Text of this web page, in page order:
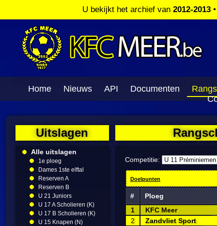
U bekijkt het archief van 2012-2013
Home Nieuws API Documenten
Uitslagen
Alle uitslagen
1e ploeg
Dames 1ste elftal
Reserven A
Reserven B
U 21 Juniors
U 17 A Scholieren (K)
U 17 B Scholieren (K)
U 15 Knapen (N)
Competitie:
Doelpunten
#
Ploeg
1
KFC Meer
2
Zandvliet Sport